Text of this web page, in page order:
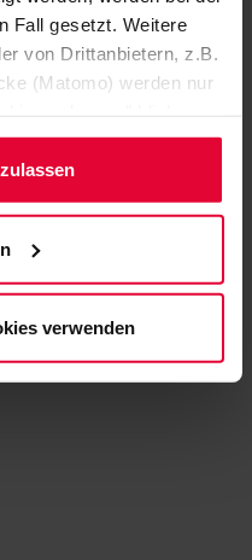
Fall gesetzt. Weitere
von Drittanbietern, z.B.
(Matomo) werden nur
Sie bitte auf "Nur
Mehr dazu
Einwilligungserklärung
im Fuß der Website)
.
verwenden